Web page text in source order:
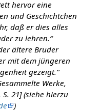
hervor eine
und Geschichtchen
daß er dies alles
zu lehren.“
ältere Bruder
mit dem jüngeren
gezeigt.“
Werke,
21] (siehe hierzu
)